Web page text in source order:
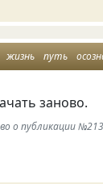
жизнь путь
заново.
о публикации